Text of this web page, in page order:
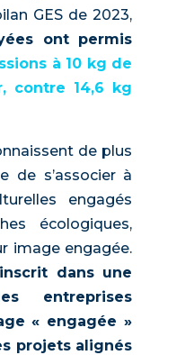
GES de 2023,
ont permis
à 10 kg de
contre 14,6 kg
de plus
de s’associer à
engagés
écologiques,
image engagée.
dans une
entreprises
« engagée »
projets alignés